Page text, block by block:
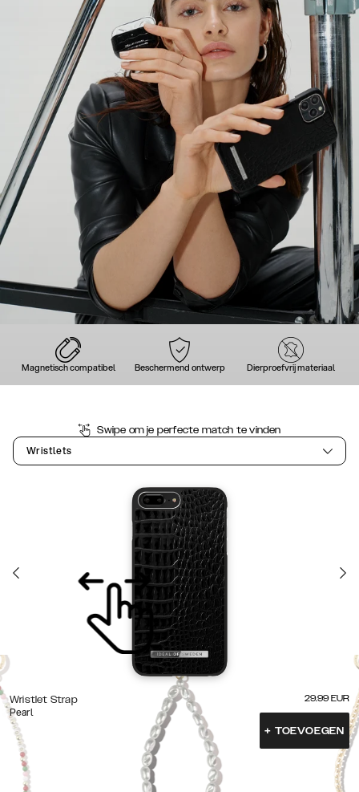
Magnetisch compatibel Beschermend ontwerp Dierproefvrij materiaal
Swipe om je perfecte match te vinden
Wristlets
Wristlet Strap
Pearl
29.99 EUR
+ TOEVOEGEN